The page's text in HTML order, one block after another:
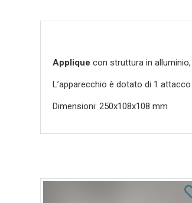
Applique con struttura in
L’apparecchio è dotato di 1
Dimensioni: 250x108x108 mm